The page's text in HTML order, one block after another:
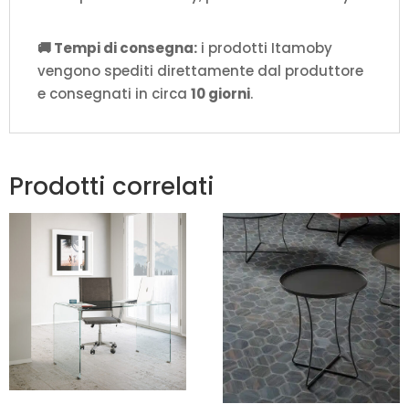
🚚 Tempi di consegna: i prodotti Itamoby
vengono spediti direttamente dal produttore
e consegnati in circa 10 giorni.
Prodotti correlati